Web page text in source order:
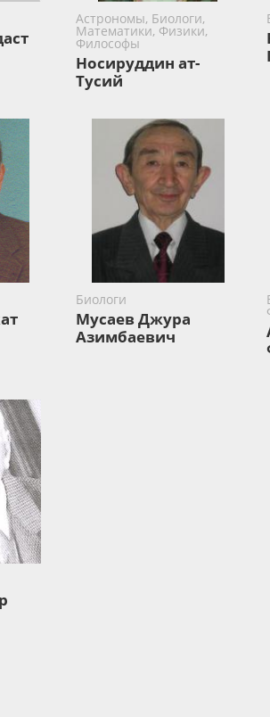
Астрономы, Биологи,
Математики, Физики,
Философы
Носируддин ат-
Тусий
Биологи
Мусаев Джура
Азимбаевич